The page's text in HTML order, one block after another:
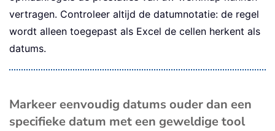
vertragen. Controleer altijd de datumnotatie: de regel
wordt alleen toegepast als Excel de cellen herkent als
datums.
Markeer eenvoudig datums ouder dan een
specifieke datum met een geweldige tool